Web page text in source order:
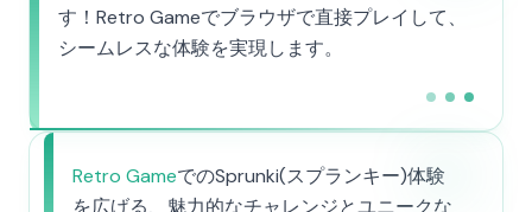
す！Retro Gameでブラウザで直接プレイして、
シームレスな体験を実現します。
Retro GameでのSprunki(スプランキー)体験
を広げる、魅力的なチャレンジとユニークな